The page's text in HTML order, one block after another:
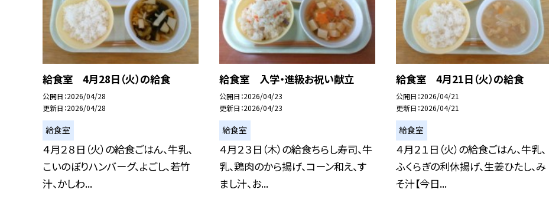
給食室 4月28日（火）の給食
公開日 2026/04/28
更新日 2026/04/28
給食室
４月２８日（火）の給食ごはん、牛乳、
こいのぼりハンバーグ、よごし、若竹
汁、かしわ...
給食室 入学・進級お祝い献立
公開日 2026/04/23
更新日 2026/04/23
給食室
４月２３日（木）の給食ちらし寿司、牛
乳、鶏肉のから揚げ、コーン和え、す
まし汁、お...
給食室 4月21日（火）の給食
公開日 2026/04/21
更新日 2026/04/21
給食室
４月２１日（火）の給食ごはん、牛乳、
ふくらぎの利休揚げ、生姜ひたし、み
そ汁【今日...